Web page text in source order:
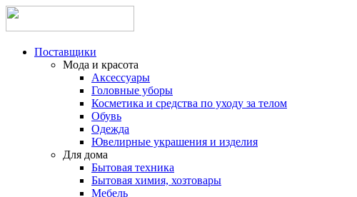
Поставщики
Мода и красота
Аксессуары
Головные уборы
Косметика и средства по уходу за телом
Обувь
Одежда
Ювелирные украшения и изделия
Для дома
Бытовая техника
Бытовая химия, хозтовары
Мебель